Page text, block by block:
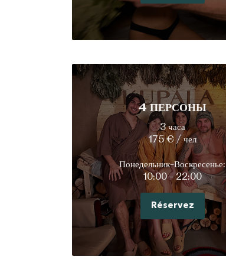
4 ПЕРСОНЫ
3 часа
175 € / чел
Понедельник-Воскресенье:
10:00 - 22:00
Réservez